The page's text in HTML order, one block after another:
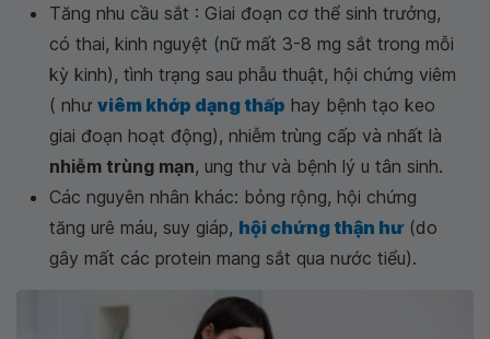
Tăng nhu cầu sắt : Giai đoạn cơ thể sinh trưởng,
có thai, kinh nguyệt (nữ mất 3-8 mg sắt trong mỗi
kỳ kinh), tình trạng sau phẫu thuật, hội chứng viêm
( như viêm khớp dạng thấp hay bệnh tạo keo
giai đoạn hoạt động), nhiễm trùng cấp và nhất là
nhiễm trùng mạn, ung thư và bệnh lý u tân sinh.
Các nguyên nhân khác: bỏng rộng, hội chứng
tăng urê máu, suy giáp, hội chứng thận hư(do
gây mất các protein mang sắt qua nước tiểu).